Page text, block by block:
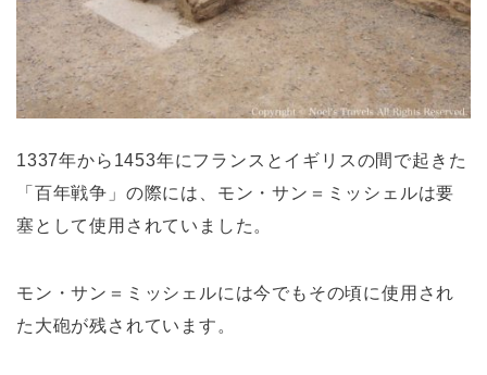
1337年から1453年にフランスとイギリスの間で起きた
「百年戦争」の際には、モン・サン＝ミッシェルは要
塞として使用されていました。
モン・サン＝ミッシェルには今でもその頃に使用され
た大砲が残されています。